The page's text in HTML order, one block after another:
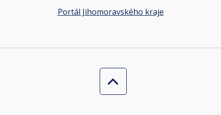
Portál Jihomoravského kraje